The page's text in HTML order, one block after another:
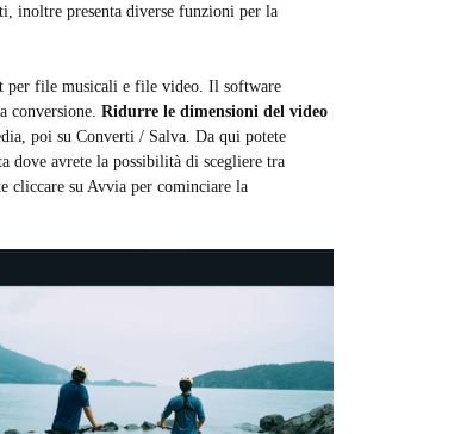
inoltre presenta diverse funzioni per la
per file musicali e file video. Il software
conversione.Ridurre le dimensioni del video
poi su Converti / Salva. Da qui potete
dove avrete la possibilità di scegliere tra
cliccare su Avvia per cominciare la